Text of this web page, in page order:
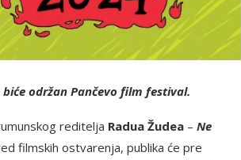
održan Pančevo film festival.
reditelja Radua Žudea – Ne
filmskih ostvarenja, publika će pre